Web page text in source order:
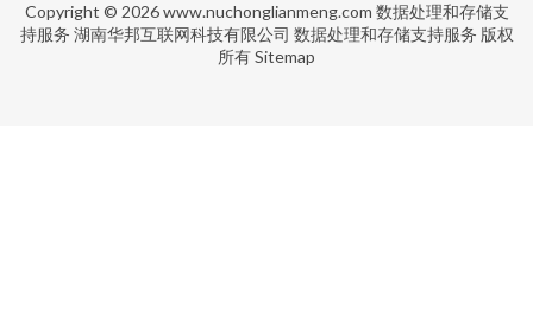
Copyright © 2026www.nuchonglianmeng.com 数据处理和存储支
持服务 湖南华邦互联网科技有限公司 数据处理和存储支持服务 版权
所有Sitemap